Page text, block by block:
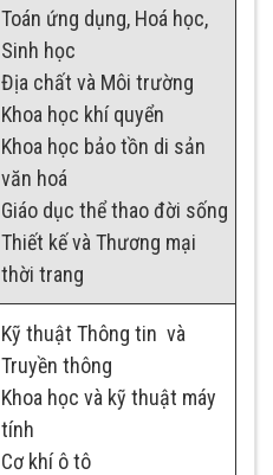
Toán ứng dụng, Hoá học,
Sinh học
Địa chất và Môi trường
Khoa học khí quyển
Khoa học bảo tồn di sản
văn hoá
Giáo dục thể thao đời sống
Thiết kế và Thương mại
thời trang
Kỹ thuật Thông tin và
Truyền thông
Khoa học và kỹ thuật máy
tính
Cơ khí ô tô